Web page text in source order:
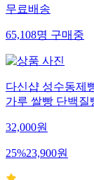
무료배송
65,108명구매중
다신샵 성수동제
가루 쌀빵 단백질
32,000원
25%23,900원